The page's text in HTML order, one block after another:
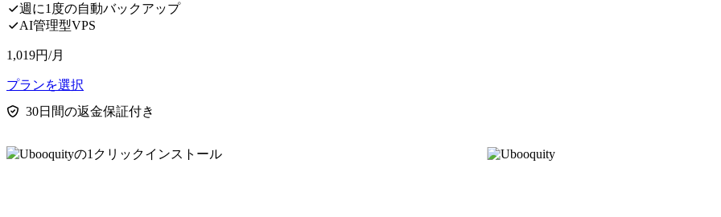
週に1度の自動バックアップ
AI管理型VPS
1,019円/月
プランを選択
30日間の返金保証付き